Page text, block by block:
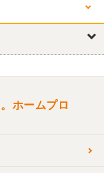
ホームプロ